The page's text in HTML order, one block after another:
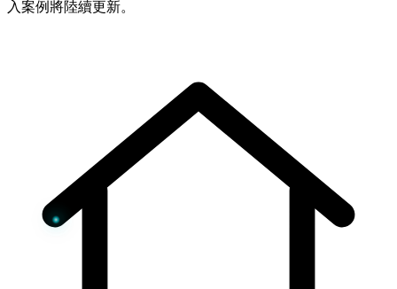
入案例將陸續更新。